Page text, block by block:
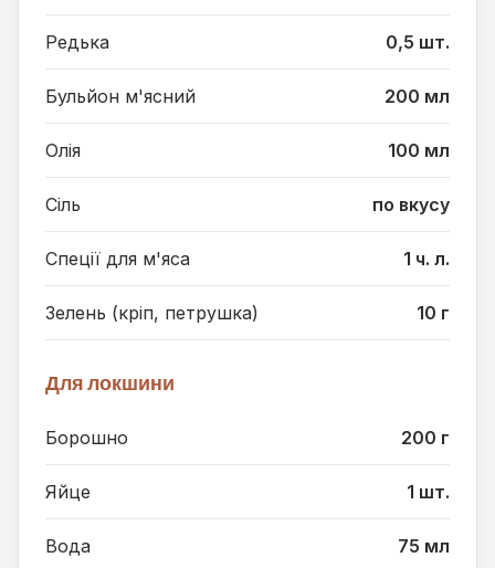
Редька 0,5 шт.
Бульйон м'ясний 200 мл
Олія 100 мл
Сіль по вкусу
Спеції для м'яса 1 ч. л.
Зелень (кріп, петрушка) 10 г
Для локшини
Борошно 200 г
Яйце 1 шт.
Вода 75 мл